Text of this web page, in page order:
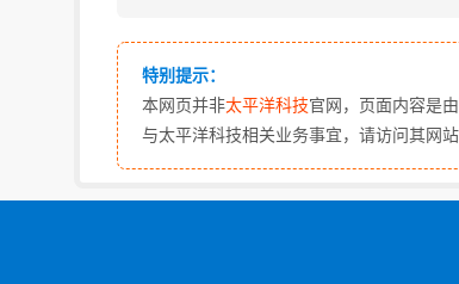
特别提示：
本网页并非太平洋科技官网，页面内容是由
与太平洋科技相关业务事宜，请访问其网站